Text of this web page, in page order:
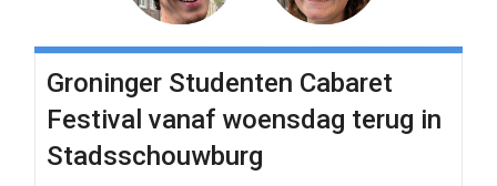
Groninger Studenten Cabaret
Festival vanaf woensdag terug in
Stadsschouwburg